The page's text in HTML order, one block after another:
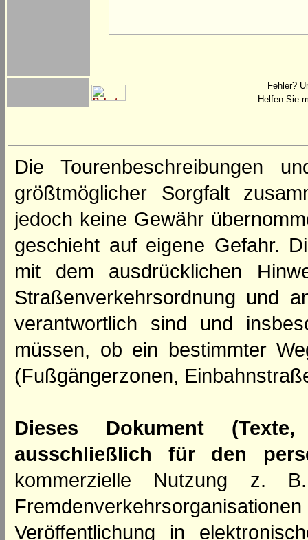
Fehler?
Helfen Sie
Die Tourenbeschreibungen
größtmöglicher Sorgfalt
jedoch keine Gewähr
geschieht auf eigene Gefahr.
mit dem ausdrücklichen
Straßenverkehrsordnung und
verantwortlich sind und
müssen, ob ein bestimmter
(Fußgängerzonen,
Dieses Dokument
ausschließlich für den
kommerzielle Nutzung z.
Veröffentlichung in